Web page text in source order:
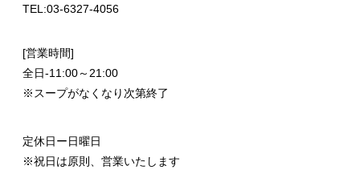
TEL:03-6327-4056
[営業時間]
全日-11:00～21:00
※スープがなくなり次第終了
定休日ー日曜日
※祝日は原則、営業いたします